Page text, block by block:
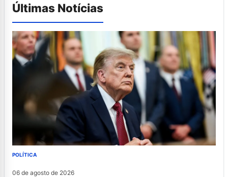
Últimas Notícias
POLÍTICA
06 de agosto de 2026